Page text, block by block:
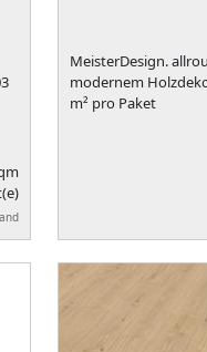
MeisterDesign.
modernem
m² pro Paket